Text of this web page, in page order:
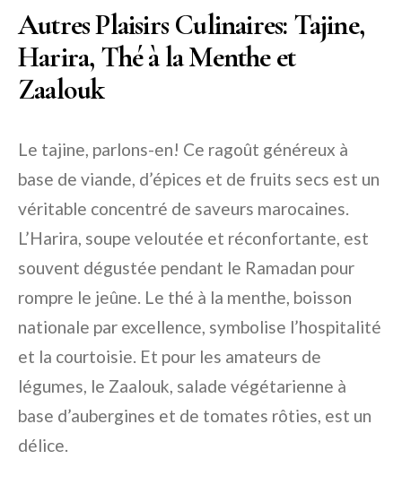
Autres Plaisirs Culinaires: Tajine,
Harira, Thé à la Menthe et
Zaalouk
Le tajine, parlons-en! Ce ragoût généreux à
base de viande, d’épices et de fruits secs est un
véritable concentré de saveurs marocaines.
L’Harira, soupe veloutée et réconfortante, est
souvent dégustée pendant le Ramadan pour
rompre le jeûne. Le thé à la menthe, boisson
nationale par excellence, symbolise l’hospitalité
et la courtoisie. Et pour les amateurs de
légumes, le Zaalouk, salade végétarienne à
base d’aubergines et de tomates rôties, est un
délice.